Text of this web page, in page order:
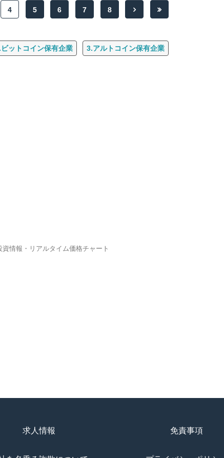
4 5 6 7 8
ットコイン保有企業 3.アルトコイン保有企業
情報・リアルタイム価格チャート
求人情報 免責事項